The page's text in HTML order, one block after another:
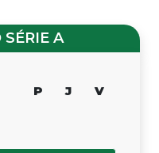
SÉRIE A
P J V